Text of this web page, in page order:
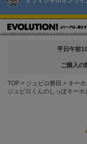
平日午前
ご購入の
TOP ジュビロ磐田
キー
ジュビロくんのしっぽキーホ